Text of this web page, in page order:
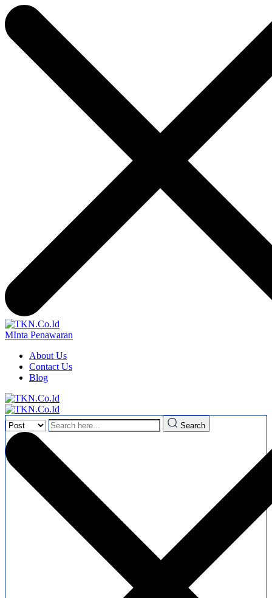
MInta Penawaran
About Us
Contact Us
Blog
Search